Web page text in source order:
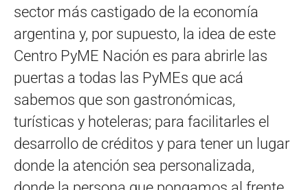
sector más castigado de la economía
argentina y, por supuesto, la idea de este
Centro PyME Nación es para abrirle las
puertas a todas las PyMEs que acá
sabemos que son gastronómicas,
turísticas y hoteleras; para facilitarles el
desarrollo de créditos y para tener un lugar
donde la atención sea personalizada,